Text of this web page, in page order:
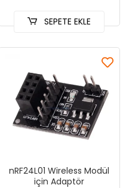
SEPETE EKLE
nRF24L01 Wireless Modül
için Adaptör